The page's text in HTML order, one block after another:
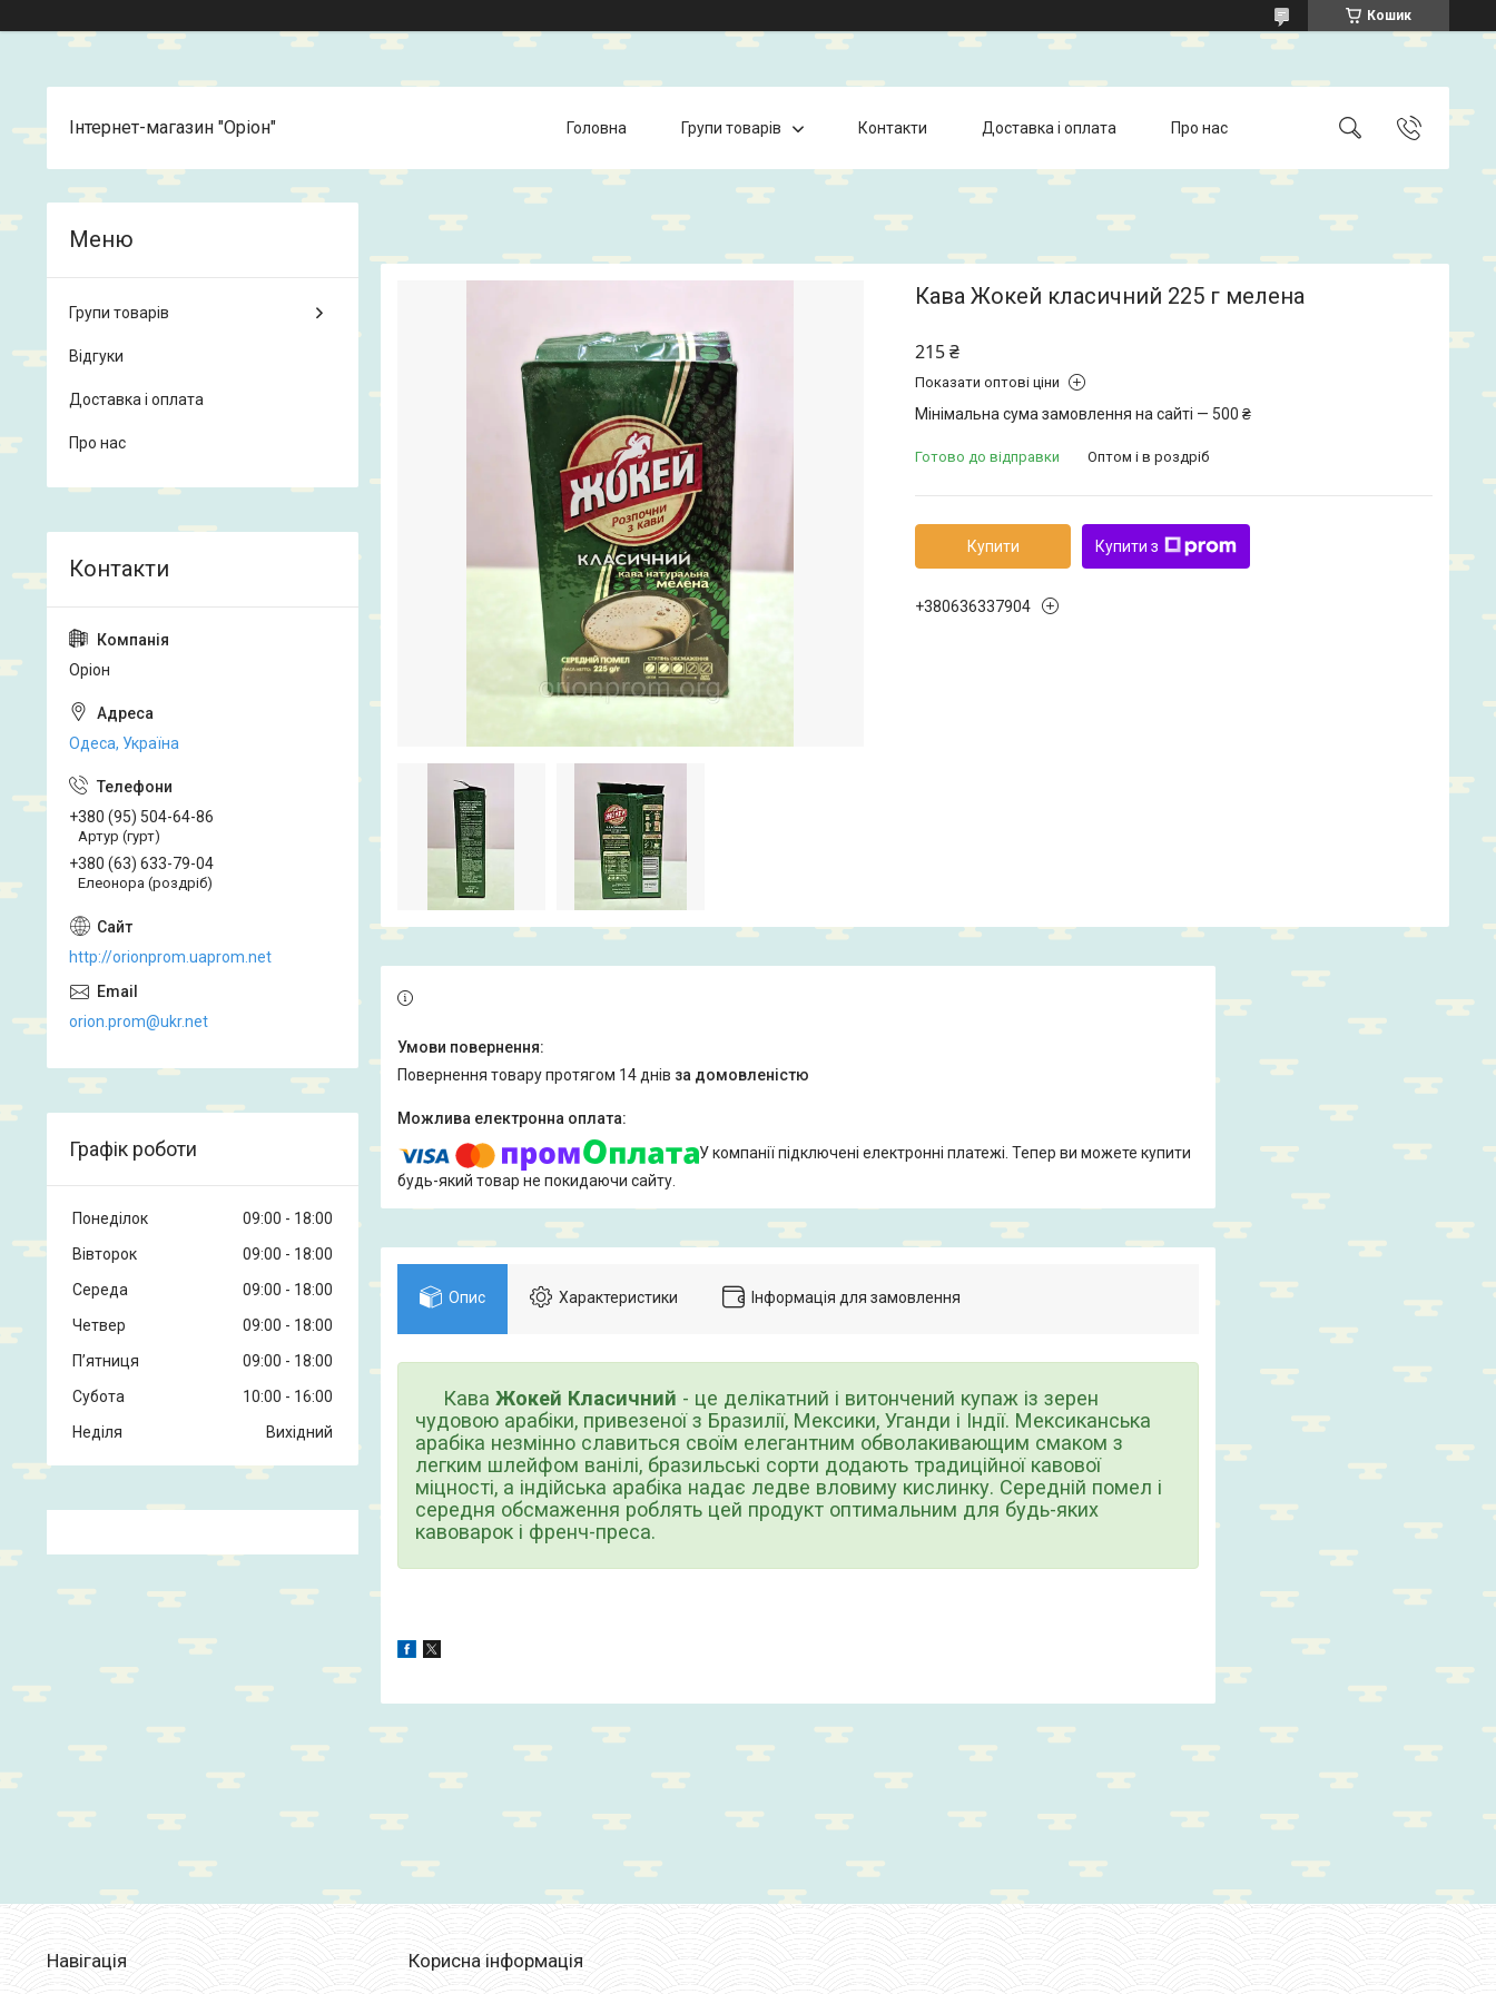
Кошик
Інтернет-магазин "Оріон" Головна Групи товарів Контакти Доставка і оплата Про нас
Кава Жокей класичний 225 г мелена
215 ₴
Показати оптові ціни
Мінімальна сума замовлення на сайті — 500 ₴
Готово до відправки Оптом і в роздріб
Купити Купити з
+380636337904
повернення товару протягом 14 днів за домовленістю
У компанії підключені електронні платежі. Тепер ви можете купити
будь-який товар не покидаючи сайту.
Опис Характеристики Інформація для замовлення
Кава Жокей Класичний - це делікатний і витончений купаж із зерен
чудовою арабіки, привезеної з Бразилії, Мексики, Уганди і Індії. Мексиканська
арабіка незмінно славиться своїм елегантним обволакивающим смаком з
легким шлейфом ванілі, бразильські сорти додають традиційної кавової
міцності, а індійська арабіка надає ледве вловиму кислинку. Середній помел і
середня обсмаження роблять цей продукт оптимальним для будь-яких
кавоварок і френч-преса.
Групи товарів
Відгуки
Доставка і оплата
Про нас
Оріон
Одеса, Україна
+380 (95) 504-64-86
Артур (гурт)
+380 (63) 633-79-04
Елеонора (роздріб)
http://orionprom.uaprom.net
orion.prom@ukr.net
Графік роботи
Понеділок 09:00
18:00
Вівторок
09:00
18:00
Середа
09:00
18:00
Четвер
09:00
18:00
Пʼятниця
09:00
18:00
Субота
10:00
16:00
Неділя
Вихідний
Навігація Корисна інформація